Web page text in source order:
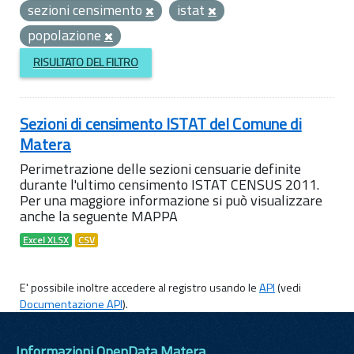
sezioni censimento
istat
popolazione
RISULTATO DEL FILTRO
Sezioni di censimento ISTAT del Comune di
Matera
Perimetrazione delle sezioni censuarie definite
durante l'ultimo censimento ISTAT CENSUS 2011.
Per una maggiore informazione si può visualizzare
anche la seguente MAPPA
Excel XLSX CSV
E' possibile inoltre accedere al registro usando leAPI(vedi
Documentazione API).